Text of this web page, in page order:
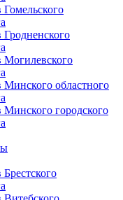
областного
городского